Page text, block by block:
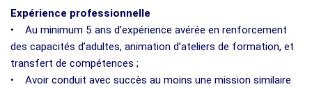
Expérience professionnelle
• Au minimum 5 ans d’expérience avérée en renforcement
des capacités d’adultes, animation d’ateliers de formation, et
transfert de compétences ;
• Avoir conduit avec succès au moins une mission similaire